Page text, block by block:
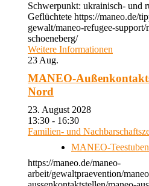
Schwerpunkt: ukrainisch- und
Geflüchtete https://maneo.de/
gewalt/maneo-refugee-support/
schoeneberg/
Weitere Informationen
23 Aug.
MANEO-
Nord
23. August 2028
13:30 - 16:30
Familien- und
MANEO-Teestuben
https://maneo.de/maneo-
arbeit/gewaltpraevention/